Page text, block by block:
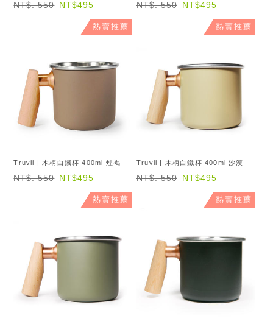
NT$: 550 NT$495 NT$: 550 NT$495
熱賣推薦
Truvii | 木柄白鐵杯 400ml 煙褐
NT$: 550 NT$495
熱賣推薦
Truvii | 木柄白鐵杯 400ml 沙漠
NT$: 550 NT$495
熱賣推薦 熱賣推薦